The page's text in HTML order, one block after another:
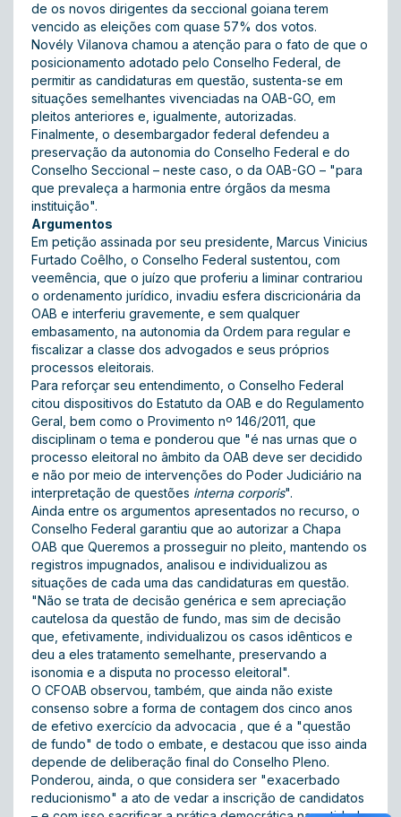
de os novos dirigentes da seccional goiana terem
vencido as eleições com quase 57% dos votos.
Novély Vilanova chamou a atenção para o fato de que o
posicionamento adotado pelo Conselho Federal, de
permitir as candidaturas em questão, sustenta-se em
situações semelhantes vivenciadas na OAB-GO, em
pleitos anteriores e, igualmente, autorizadas.
Finalmente, o desembargador federal defendeu a
preservação da autonomia do Conselho Federal e do
Conselho Seccional – neste caso, o da OAB-GO – "para
que prevaleça a harmonia entre órgãos da mesma
instituição".
Argumentos
Em petição assinada por seu presidente, Marcus Vinicius
Furtado Coêlho, o Conselho Federal sustentou, com
veemência, que o juízo que proferiu a liminar contrariou
o ordenamento jurídico, invadiu esfera discricionária da
OAB e interferiu gravemente, e sem qualquer
embasamento, na autonomia da Ordem para regular e
fiscalizar a classe dos advogados e seus próprios
processos eleitorais.
Para reforçar seu entendimento, o Conselho Federal
citou dispositivos do Estatuto da OAB e do Regulamento
Geral, bem como o Provimento nº 146/2011, que
disciplinam o tema e ponderou que "é nas urnas que o
processo eleitoral no âmbito da OAB deve ser decidido
e não por meio de intervenções do Poder Judiciário na
interpretação de questões interna corporis".
Ainda entre os argumentos apresentados no recurso, o
Conselho Federal garantiu que ao autorizar a Chapa
OAB que Queremos a prosseguir no pleito, mantendo os
registros impugnados, analisou e individualizou as
situações de cada uma das candidaturas em questão.
"Não se trata de decisão genérica e sem apreciação
cautelosa da questão de fundo, mas sim de decisão
que, efetivamente, individualizou os casos idênticos e
deu a eles tratamento semelhante, preservando a
isonomia e a disputa no processo eleitoral".
O CFOAB observou, também, que ainda não existe
consenso sobre a forma de contagem dos cinco anos
de efetivo exercício da advocacia , que é a "questão
de fundo" de todo o embate, e destacou que isso ainda
depende de deliberação final do Conselho Pleno.
Ponderou, ainda, o que considera ser "exacerbado
reducionismo" a ato de vedar a inscrição de candidatos